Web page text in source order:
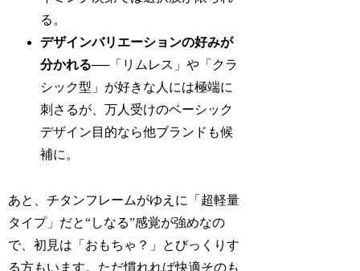
る。
デザインバリエーションの好みが
分かれる──「リムレス」や「クラ
シック型」が好きな人には極端に
刺さるが、万人受けのベーシック
デザイン目的なら他ブランドも候
補に。
あと、チタンフレームがゆえに「超軽量
タイプ」だと“しなる”感覚が強めなの
で、初見は「おもちゃ？」とびっくりす
る方もいます。ただ慣れれば快適そのも